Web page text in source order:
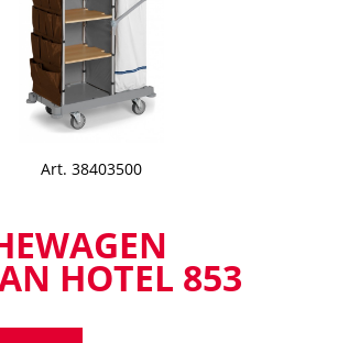
Art. 38403500
HOTEL 853